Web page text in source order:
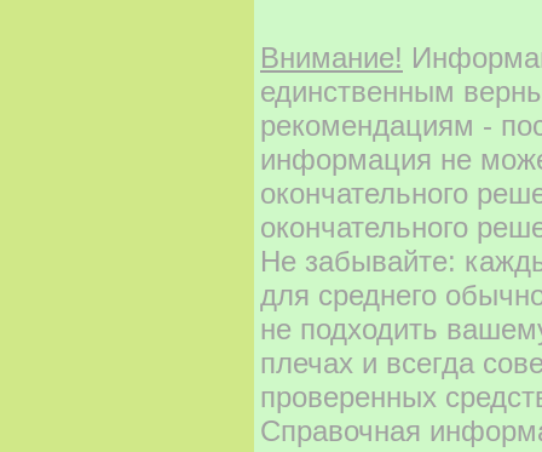
Внимание!
единственным
рекомендациям -
информация не
окончательного
окончательного
Не забывайте:
для среднего
не подходить
плечах и всегда
проверенных
Справочная